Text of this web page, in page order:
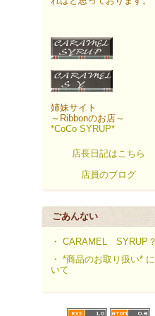
姉妹サイト
～Ribbonのお店～
*CoCo SYRUP*
店長日記はこちら
店員のブログ
ごあんない
・ CARAMEL SYRUP
・ *商品のお取り扱い*
いて